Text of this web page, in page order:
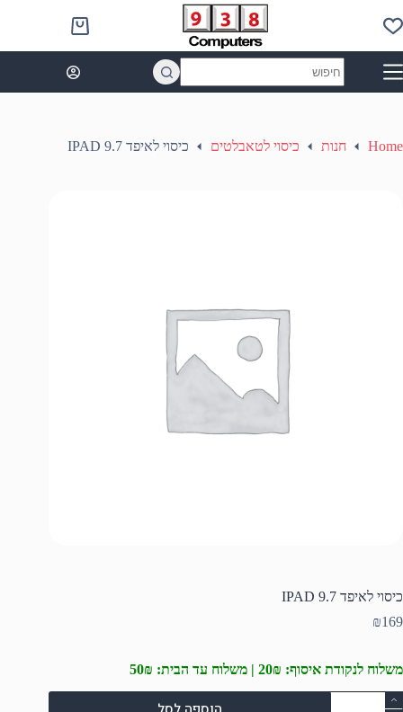
to
content
Shopping
cart
results
Home חנות כיסוי לטאבלטים כיסוי לאיפד IPAD 9.7
כיסוי לאיפד IPAD 9.7
₪169
משלוח לנקודת איסוף: 20₪ | משלוח עד הבית: 50₪
כמות